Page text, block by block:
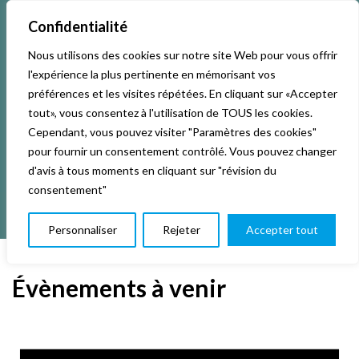
Confidentialité
Nous utilisons des cookies sur notre site Web pour vous offrir
l'expérience la plus pertinente en mémorisant vos
préférences et les visites répétées. En cliquant sur «Accepter
tout», vous consentez à l'utilisation de TOUS les cookies.
Cependant, vous pouvez visiter "Paramètres des cookies"
pour fournir un consentement contrôlé. Vous pouvez changer
d'avis à tous moments en cliquant sur "révision du
consentement"
Personnaliser Rejeter Accepter tout
Événements Studios L’association
La vie de La KAB’ Club
Évènements à venir